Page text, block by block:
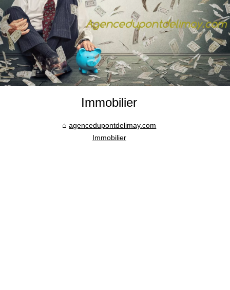
Immobilier
agencedupontdelimay.com
Immobilier